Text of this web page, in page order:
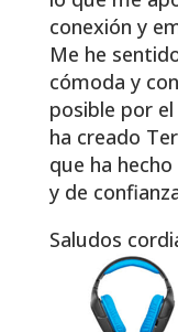
conexión y
Me he
cómoda y
posible por
ha creado
que ha
y de
Saludos